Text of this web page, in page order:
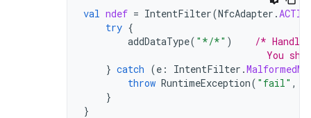
val ndef = IntentFilter(NfcAdapter .
try {
addDataType( "*/*" )
/*
You
} catch (e : IntentFilter .
throw RuntimeException( "fail" ,
}
}